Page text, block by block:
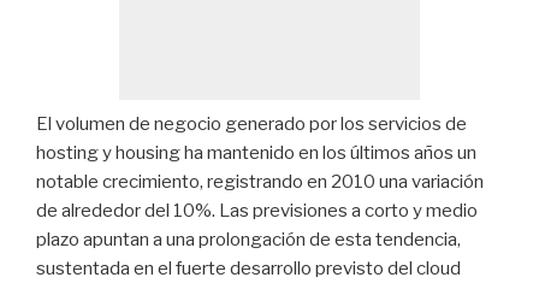
El volumen de negocio generado por los servicios de
hosting y housing ha mantenido en los últimos años un
notable crecimiento, registrando en 2010 una variación
de alrededor del 10%. Las previsiones a corto y medio
plazo apuntan a una prolongación de esta tendencia,
sustentada en el fuerte desarrollo previsto del cloud